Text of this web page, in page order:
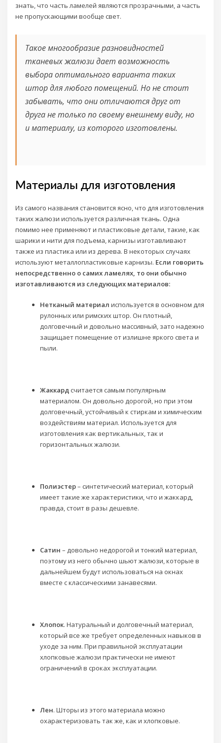
знать, что часть ламелей являются прозрачными, а часть
не пропускающими вообще свет.
Такое многообразие разновидностей
тканевых жалюзи дает возможность
выбора оптимального варианта таких
штор для любого помещений. Но не стоит
забывать, что они отличаются друг от
друга не только по своему внешнему виду, но
и материалу, из которого изготовлены.
Материалы для изготовления
Из самого названия становится ясно, что для изготовления
таких жалюзи используется различная ткань. Одна
помимо нее применяют и пластиковые детали, такие, как
шарики и нити для подъема, карнизы изготавливают
также из пластика или из дерева. В некоторых случаях
используют металлопластиковые карнизы. Если говорить
непосредственно о самих ламелях, то они обычно
изготавливаются из следующих материалов:
Нетканый материал используется в основном для
рулонных или римских штор. Он плотный,
долговечный и довольно массивный, зато надежно
защищает помещение от излишне яркого света и
пыли.
Жаккард считается самым популярным
материалом. Он довольно дорогой, но при этом
долговечный, устойчивый к стиркам и химическим
воздействиям материал. Используется для
изготовления как вертикальных, так и
горизонтальных жалюзи.
Полиэстер– синтетический материал, который
имеет такие же характеристики, что и жаккард,
правда, стоит в разы дешевле.
Сатин – довольно недорогой и тонкий материал,
поэтому из него обычно шьют жалюзи, которые в
дальнейшем будут использоваться на окнах
вместе с классическими занавесями.
Хлопок. Натуральный и долговечный материал,
который все же требует определенных навыков в
уходе за ним. При правильной эксплуатации
хлопковые жалюзи практически не имеют
ограничений в сроках эксплуатации.
Лен. Шторы из этого материала можно
охарактеризовать так же, как и хлопковые.